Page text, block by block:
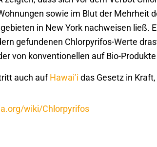
sowie im Blut der Mehrheit
in New York nachweisen ließ.
gefundenen Chlorpyrifos-Werte
von konventionellen auf Bio-
auch aufHawai’i das Gesetz in
wiki/Chlorpyrifos